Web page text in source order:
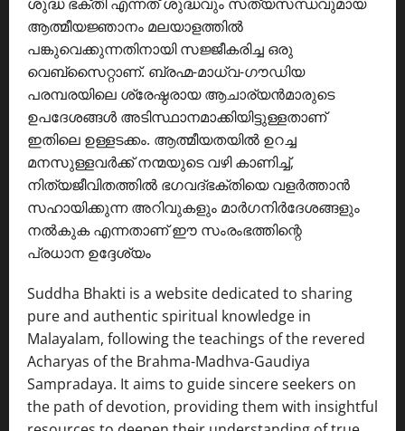
ആത്മീയജ്ഞാനം മലയാളത്തിൽ
പങ്കുവെക്കുന്നതിനായി സജ്ജീകരിച്ച ഒരു
വെബ്സൈറ്റാണ്. ബ്രഹ്മ-മാധ്വ-ഗൗഡിയ
പരമ്പരയിലെ ശ്രേഷ്ഠരായ ആചാര്യൻമാരുടെ
ഉപദേശങ്ങൾ അടിസ്ഥാനമാക്കിയിട്ടുള്ളതാണ്
ഇതിലെ ഉള്ളടക്കം. ആത്മീയതയിൽ ഉറച്ച
മനസുള്ളവർക്ക് നന്മയുടെ വഴി കാണിച്ച്,
നിത്യജീവിതത്തിൽ ഭഗവദ്ഭക്തിയെ വളർത്താൻ
സഹായിക്കുന്ന അറിവുകളും മാർഗനിർദേശങ്ങളും
നൽകുക എന്നതാണ് ഈ സംരംഭത്തിന്റെ
പ്രധാന ഉദ്ദേശ്യം
Suddha Bhakti is a website dedicated to sharing
pure and authentic spiritual knowledge in
Malayalam, following the teachings of the revered
Acharyas of the Brahma-Madhva-Gaudiya
Sampradaya. It aims to guide sincere seekers on
the path of devotion, providing them with insightful